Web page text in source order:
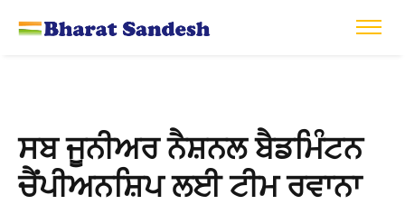
ਸਬ ਜੂਨੀਅਰ ਨੈਸ਼ਨਲ ਬੈਡਮਿੰਟਨ
ਚੈਂਪੀਅਨਸ਼ਿਪ ਲਈ ਟੀਮ ਰਵਾਨਾ